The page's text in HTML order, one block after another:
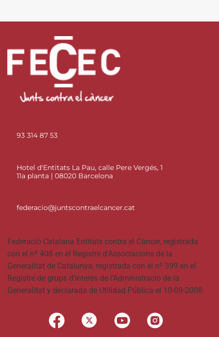
93 314 87 53
Hotel d'Entitats La Pau, calle Pere Vergés, 1
11a planta | 08020 Barcelona
federacio@juntscontraelcancer.cat
Federació Catalana Entitats contra el Càncer, registrada
con el nº 408 en el Registre d’Associacions de la
Generalitat de Catalunya, registrada con el nº 399 en el
Registre de grups d’interès de l’Administració de la
Generalitat y declarada de Utilidad Pública el 10-09-2008.